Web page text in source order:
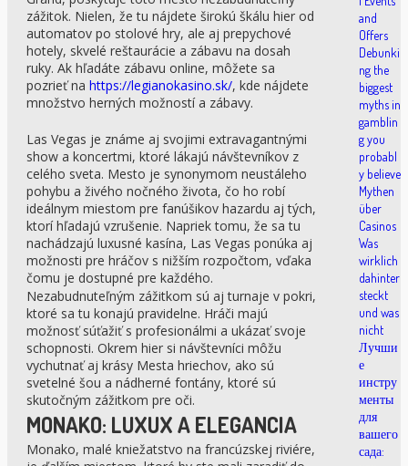
zážitok. Nielen, že tu nájdete širokú škálu hier od
automatov po stolové hry, ale aj prepychové
hotely, skvelé reštaurácie a zábavu na dosah
ruky. Ak hľadáte zábavu online, môžete sa
pozrieť na https://legianokasino.sk/, kde nájdete
množstvo herných možností a zábavy.
Las Vegas je známe aj svojimi extravagantnými
show a koncertmi, ktoré lákajú návštevníkov z
celého sveta. Mesto je synonymom neustáleho
pohybu a živého nočného života, čo ho robí
ideálnym miestom pre fanúšikov hazardu aj tých,
ktorí hľadajú vzrušenie. Napriek tomu, že sa tu
nachádzajú luxusné kasína, Las Vegas ponúka aj
možnosti pre hráčov s nižším rozpočtom, vďaka
čomu je dostupné pre každého.
Nezabudnuteľným zážitkom sú aj turnaje v pokri,
ktoré sa tu konajú pravidelne. Hráči majú
možnosť súťažiť s profesionálmi a ukázať svoje
schopnosti. Okrem hier si návštevníci môžu
vychutnať aj krásy Mesta hriechov, ako sú
svetelné šou a nádherné fontány, ktoré sú
skutočným zážitkom pre oči.
MONAKO: LUXUX A ELEGANCIA
Monako, malé kniežatstvo na francúzskej riviére,
and
Offers
Debunki
ng the
biggest
myths in
gamblin
g you
probabl
y believe
Mythen
über
Casinos
Was
wirklich
dahinter
steckt
und was
nicht
Лучши
е
инстру
менты
для
вашего
сада: